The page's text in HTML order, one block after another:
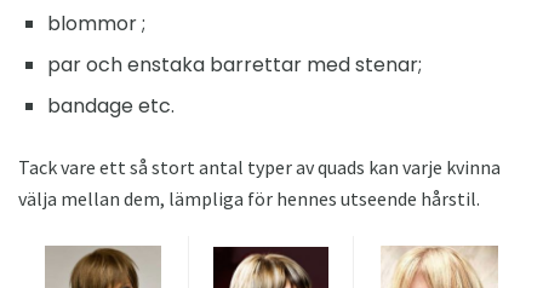
blommor ;
par och enstaka barrettar med stenar;
bandage etc.
Tack vare ett så stort antal typer av quads kan varje kvinna
välja mellan dem, lämpliga för hennes utseende hårstil.